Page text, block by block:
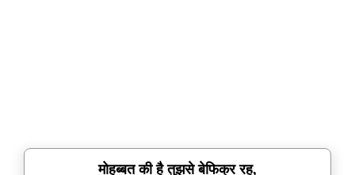
मोहब्बत की है तुझसे बेफिक्र रह,